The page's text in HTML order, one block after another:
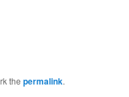
the permalink.